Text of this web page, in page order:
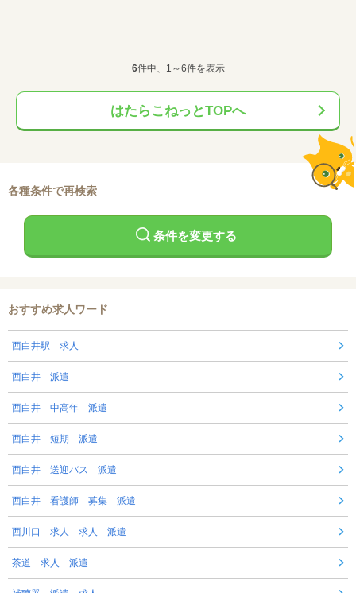
6件中、1～6件を表示
はたらこねっとTOPへ
各種条件で再検索
条件を変更する
おすすめ求人ワード
西白井駅 求人
西白井 派遣
西白井 中高年 派遣
西白井 短期 派遣
西白井 送迎バス 派遣
西白井 看護師 募集 派遣
西川口 求人 求人 派遣
茶道 求人 派遣